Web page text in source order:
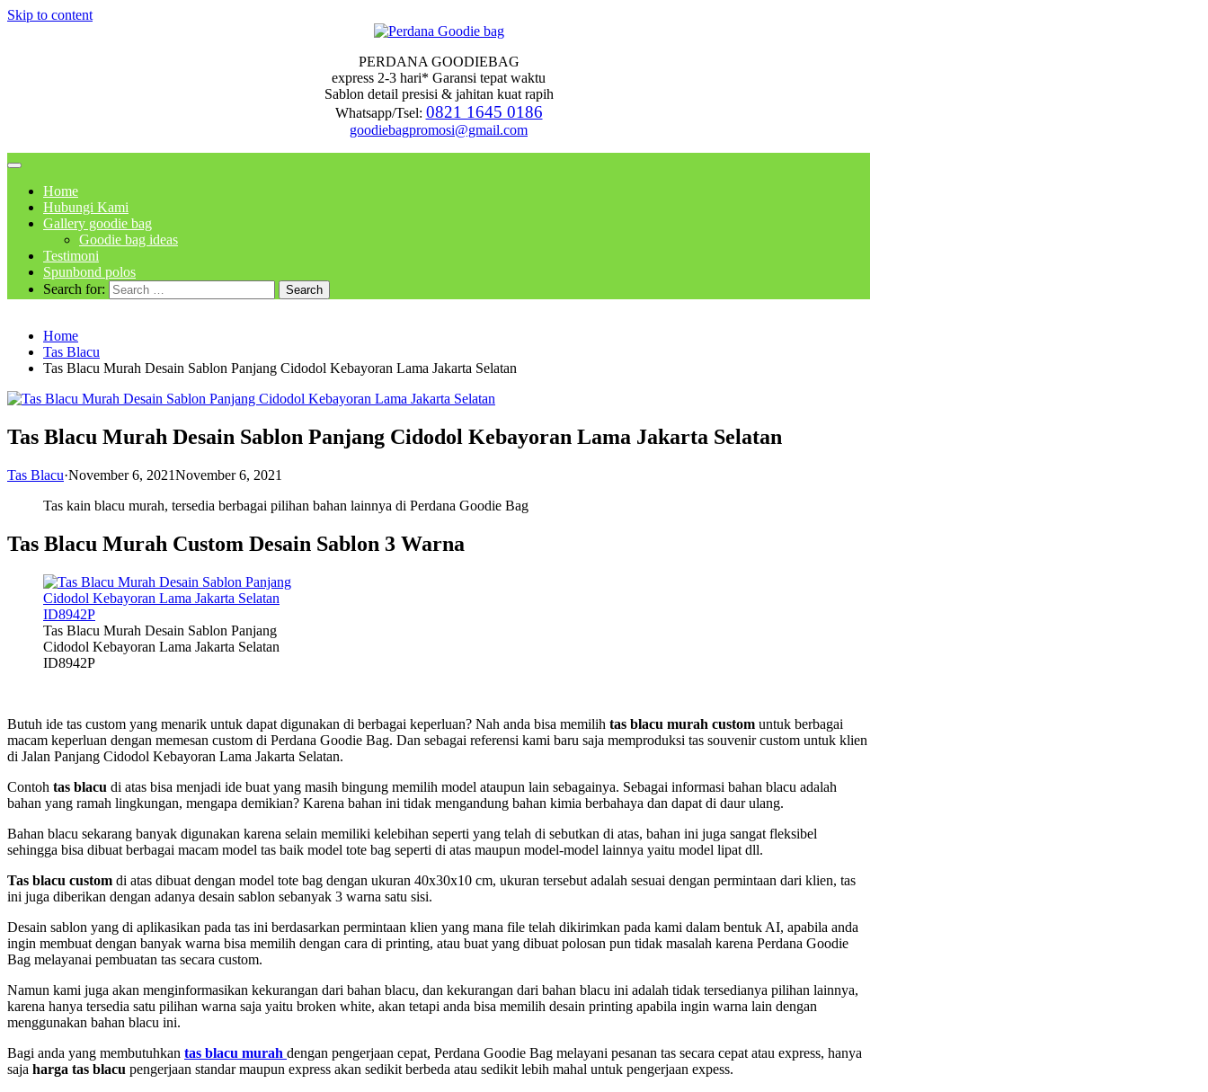
Skip to content
PERDANA GOODIEBAG
express 2-3 hari* Garansi tepat waktu
Sablon detail presisi & jahitan kuat rapih
Whatsapp/Tsel: 0821 1645 0186
goodiebagpromosi@gmail.com
Home
Hubungi Kami
Gallery goodie bag
Goodie bag ideas
Testimoni
Spunbond polos
Search for:
Home
Tas Blacu
Tas Blacu Murah Desain Sablon Panjang Cidodol Kebayoran Lama Jakarta Selatan
Tas Blacu Murah Desain Sablon Panjang Cidodol Kebayoran Lama Jakarta Selatan
Tas Blacu·November 6, 2021November 6, 2021
Tas kain blacu murah, tersedia berbagai pilihan bahan lainnya di Perdana Goodie Bag
Tas Blacu Murah Custom Desain Sablon 3 Warna
Tas Blacu Murah Desain Sablon Panjang
Cidodol Kebayoran Lama Jakarta Selatan
ID8942P
Butuh ide tas custom yang menarik untuk dapat digunakan di berbagai keperluan? Nah anda bisa memilih tas blacu murah custom untuk berbagai
macam keperluan dengan memesan custom di Perdana Goodie Bag. Dan sebagai referensi kami baru saja memproduksi tas souvenir custom untuk klien
di Jalan Panjang Cidodol Kebayoran Lama Jakarta Selatan.
Contoh tas blacu di atas bisa menjadi ide buat yang masih bingung memilih model ataupun lain sebagainya. Sebagai informasi bahan blacu adalah
bahan yang ramah lingkungan, mengapa demikian? Karena bahan ini tidak mengandung bahan kimia berbahaya dan dapat di daur ulang.
Bahan blacu sekarang banyak digunakan karena selain memiliki kelebihan seperti yang telah di sebutkan di atas, bahan ini juga sangat fleksibel
sehingga bisa dibuat berbagai macam model tas baik model tote bag seperti di atas maupun model-model lainnya yaitu model lipat dll.
Tas blacu custom di atas dibuat dengan model tote bag dengan ukuran 40x30x10 cm, ukuran tersebut adalah sesuai dengan permintaan dari klien, tas
ini juga diberikan dengan adanya desain sablon sebanyak 3 warna satu sisi.
Desain sablon yang di aplikasikan pada tas ini berdasarkan permintaan klien yang mana file telah dikirimkan pada kami dalam bentuk AI, apabila anda
ingin membuat dengan banyak warna bisa memilih dengan cara di printing, atau buat yang dibuat polosan pun tidak masalah karena Perdana Goodie
Bag melayanai pembuatan tas secara custom.
Namun kami juga akan menginformasikan kekurangan dari bahan blacu, dan kekurangan dari bahan blacu ini adalah tidak tersedianya pilihan lainnya,
karena hanya tersedia satu pilihan warna saja yaitu broken white, akan tetapi anda bisa memilih desain printing apabila ingin warna lain dengan
menggunakan bahan blacu ini.
Bagi anda yang membutuhkan tas blacu murah dengan pengerjaan cepat, Perdana Goodie Bag melayani pesanan tas secara cepat atau express, hanya
saja harga tas blacu pengerjaan standar maupun express akan sedikit berbeda atau sedikit lebih mahal untuk pengerjaan expess.